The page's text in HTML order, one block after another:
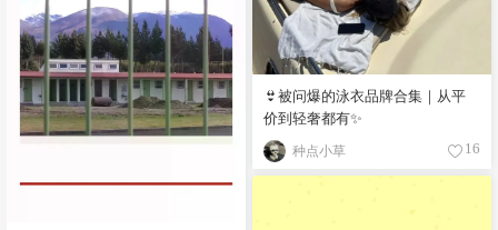
👙被问爆的泳衣品牌合集｜从平
价到轻奢都有✨
种点小草 16